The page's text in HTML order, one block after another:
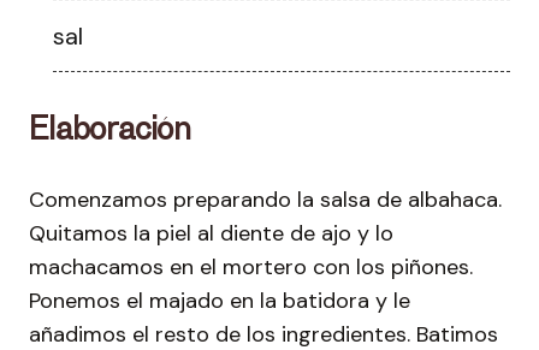
sal
Elaboración
Comenzamos preparando la salsa de albahaca.
Quitamos la piel al diente de ajo y lo
machacamos en el mortero con los piñones.
Ponemos el majado en la batidora y le
añadimos el resto de los ingredientes. Batimos